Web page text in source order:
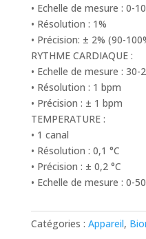
• Echelle de mesure : 0-
• Résolution : 1%
• Précision: ± 2% (90-
RYTHME CARDIAQUE :
• Echelle de mesure : 30-
• Résolution : 1 bpm
• Précision : ± 1 bpm
TEMPERATURE :
• 1 canal
• Résolution : 0,1 °C
• Précision : ± 0,2 °C
• Echelle de mesure : 0-
Catégories : Appareil,